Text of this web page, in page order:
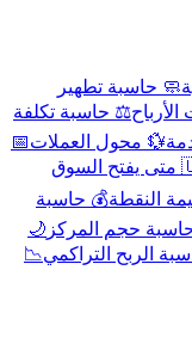
🧼 حاسبة تطهير
⚖️ حاسبة تكلفة
💱 محول العملات📅
🇺🇸 متى يفتح السوق
النقطة💰 حاسبة
حجم المركز 🌙
الربح التراكمي📉